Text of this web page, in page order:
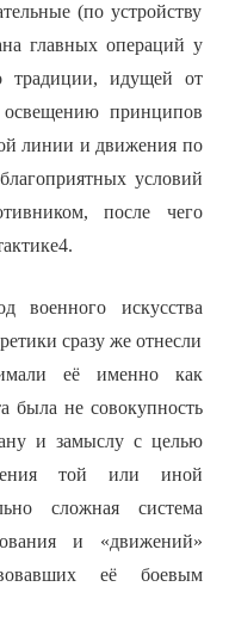
(по устройству
главных операций у
традиции, идущей от
принципов
линии и движения по
условий
после чего
военного искусства
сразу же отнесли
её именно как
была не совокупность
и замыслу с целью
той или иной
сложная система
и «движений»
её боевым